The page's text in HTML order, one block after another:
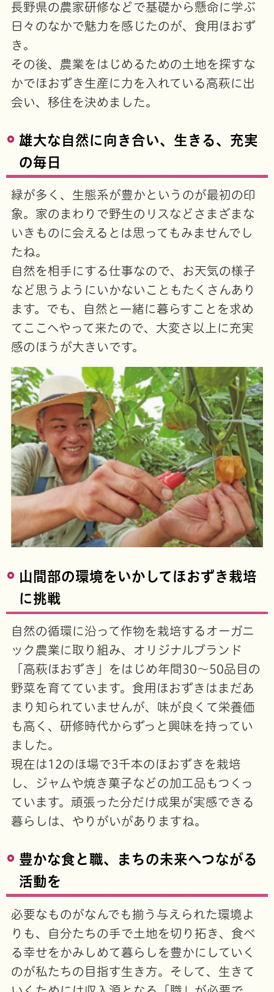
長野県の農家研修などで基礎から懸命に学ぶ
日々のなかで魅力を感じたのが、食用ほおず
き。
その後、農業をはじめるための土地を探すな
かでほおずき生産に力を入れている高萩に出
会い、移住を決めました。
雄大な自然に向き合い、生きる、充実
の毎日
緑が多く、生態系が豊かというのが最初の印
象。家のまわりで野生のリスなどさまざまな
いきものに会えるとは思ってもみませんでし
たね。
自然を相手にする仕事なので、お天気の様子
など思うようにいかないこともたくさんあり
ます。でも、自然と一緒に暮らすことを求め
てここへやって来たので、大変さ以上に充実
感のほうが大きいです。
山間部の環境をいかしてほおずき栽培
に挑戦
自然の循環に沿って作物を栽培するオーガニ
ック農業に取り組み、オリジナルブランド
「高萩ほおずき」をはじめ年間30～50品目の
野菜を育てています。食用ほおずきはまだあ
まり知られていませんが、味が良くて栄養価
も高く、研修時代からずっと興味を持ってい
ました。
現在は12のほ場で3千本のほおずきを栽培
し、ジャムや焼き菓子などの加工品もつくっ
ています。頑張った分だけ成果が実感できる
暮らしは、やりがいがありますね。
豊かな食と職、まちの未来へつながる
活動を
必要なものがなんでも揃う与えられた環境よ
りも、自分たちの手で土地を切り拓き、食べ
る幸せをかみしめて暮らしを豊かにしていく
のが私たちの目指す生き方。そして、生きて